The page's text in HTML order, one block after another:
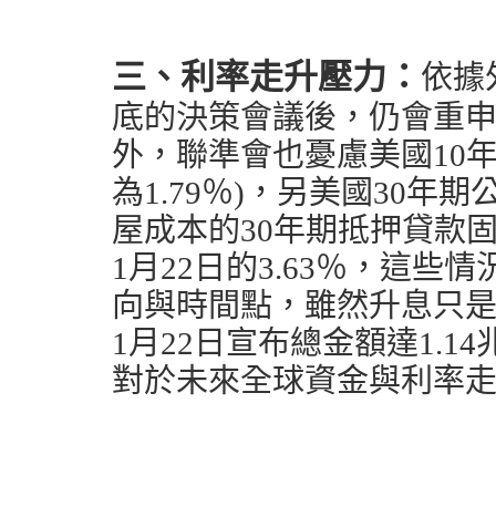
三、利率走升壓力： 依據
底的決策會議後，仍會重
外，聯準會也憂慮美國10
為1.79％)，另美國30年期
屋成本的30年期抵押貸款
1月22日的3.63％，這些
向與時間點，雖然升息只
1月22日宣布總金額達
對於未來全球資金與利率